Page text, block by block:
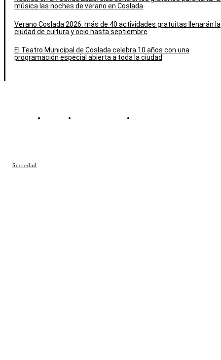
Sociedad
música las noches de verano en Coslada
Verano Coslada 2026: más de 40 actividades gratuitas llenarán la
ciudad de cultura y ocio hasta septiembre
El Teatro Municipal de Coslada celebra 10 años con una
programación especial abierta a toda la ciudad
Contacto Política de cookies